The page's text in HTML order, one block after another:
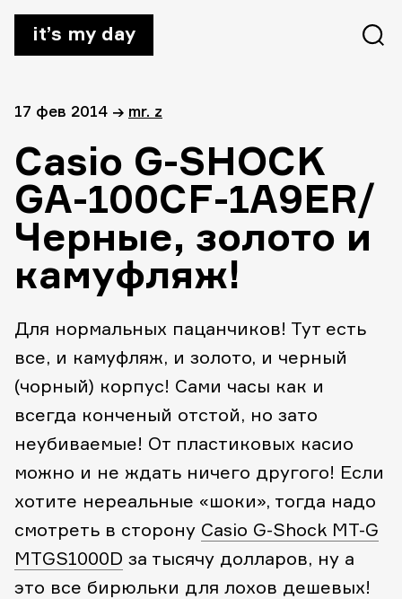
it’s my day
17 фев 2014 → mr. z
Casio G-SHOCK
GA-100CF-1A9ER/
Черные, золото и
камуфляж!
Для нормальных пацанчиков! Тут есть
все, и камуфляж, и золото, и черный
(чорный) корпус! Сами часы как и
всегда конченый отстой, но зато
неубиваемые! От пластиковых касио
можно и не ждать ничего другого! Если
хотите нереальные «шоки», тогда надо
смотреть в сторону Casio G-Shock MT-G
MTGS1000D за тысячу долларов, ну а
это все бирюльки для лохов дешевых!